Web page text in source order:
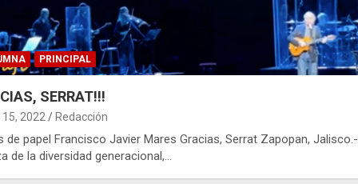
PRINCIPAL
SERRAT!!!
2022 Redacción
de papel Francisco Javier Mares Gracias, Serrat Zapopan,
de la diversidad generacional,…